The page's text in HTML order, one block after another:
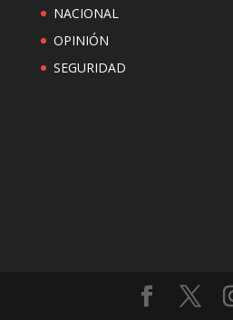
NACIONAL
OPINIÓN
SEGURIDAD